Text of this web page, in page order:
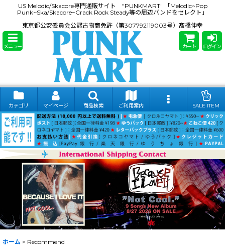
US Melodic/Skacore専門通販サイト "PUNKMART" 「Melodic~Pop
Punk~Ska/Skacore~Crack Rock Steady等の周辺バンドをセレクト」
東京都公安委員会公認古物商免許（第307792119003号）髙橋伸幸
メニュー カート ログイン
カテゴリ マイページ 商品検索 ご利用案内 SALE ITEM
ホーム > Recommend